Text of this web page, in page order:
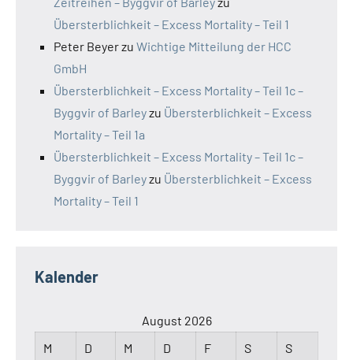
Übersterblichkeit – Excess Mortality – Teil 1
Peter Beyerzu Wichtige Mitteilung der HCC
GmbH
Übersterblichkeit – Excess Mortality – Teil 1c –
Byggvir of Barleyzu Übersterblichkeit – Excess
Mortality – Teil 1a
Übersterblichkeit – Excess Mortality – Teil 1c –
Byggvir of Barleyzu Übersterblichkeit – Excess
Mortality – Teil 1
Kalender
August 2026
M
D M D F S S